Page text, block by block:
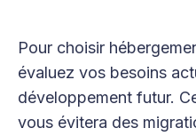
Pour choisir
évaluez vos besoins
développement futur.
vous évitera des